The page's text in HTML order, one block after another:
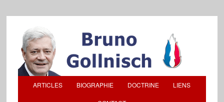
ARTICLES BIOGRAPHIE DOCTRINE LIENS